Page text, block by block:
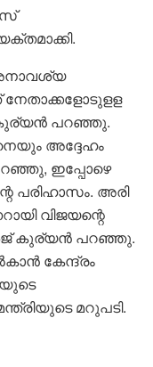
നേതാക്കളോടുളള
പറഞ്ഞു.
അദ്ദേഹം
ഇപ്പോഴെ
പരിഹാസം. അരി
വിജയന്റെ
കുര്യന്‍ പറഞ്ഞു.
കേന്ദ്രം
മറുപടി.